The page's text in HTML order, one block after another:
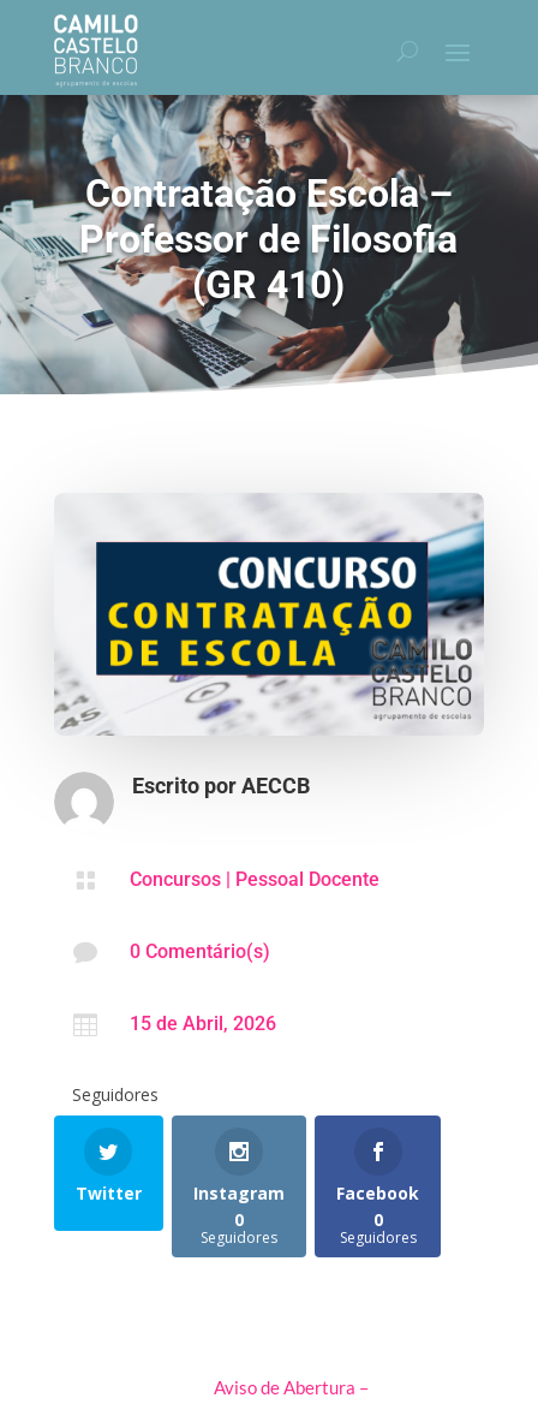
Contratação Escola –
Professor de Filosofia
(GR 410)
Escrito porAECCB
 Concursos| Pessoal Docente
 0 Comentário(s)
 15 de Abril, 2026
Seguidores
Twitter
Instagram
0
Seguidores
Facebook
0
Seguidores
Aviso de Abertura –